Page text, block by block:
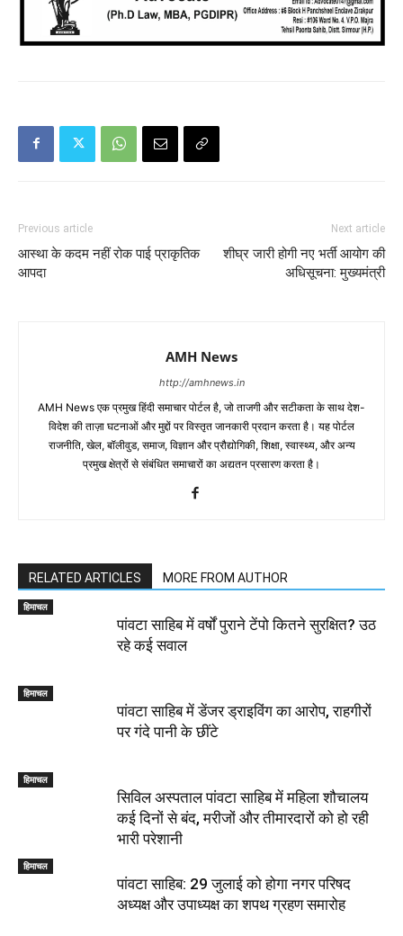
Previous article
आस्था के कदम नहीं रोक पाई प्राकृतिक
आपदा
Next article
शीघ्र जारी होगी नए भर्ती आयोग की
अधिसूचना: मुख्यमंत्री
AMH News
http://amhnews.in
AMH News एक प्रमुख हिंदी समाचार पोर्टल है, जो ताजगी और सटीकता के साथ देश-
विदेश की ताज़ा घटनाओं और मुद्दों पर विस्तृत जानकारी प्रदान करता है। यह पोर्टल
राजनीति, खेल, बॉलीवुड, समाज, विज्ञान और प्रौद्योगिकी, शिक्षा, स्वास्थ्य, और अन्य
प्रमुख क्षेत्रों से संबंधित समाचारों का अद्यतन प्रसारण करता है।
RELATED ARTICLES MORE FROM AUTHOR
हिमाचल
पांवटा साहिब में वर्षों पुराने टेंपो कितने सुरक्षित? उठ
रहे कई सवाल
हिमाचल
पांवटा साहिब में डेंजर ड्राइविंग का आरोप, राहगीरों
पर गंदे पानी के छींटे
हिमाचल
सिविल अस्पताल पांवटा साहिब में महिला शौचालय
कई दिनों से बंद, मरीजों और तीमारदारों को हो रही
भारी परेशानी
हिमाचल
पांवटा साहिब: 29 जुलाई को होगा नगर परिषद
अध्यक्ष और उपाध्यक्ष का शपथ ग्रहण समारोह